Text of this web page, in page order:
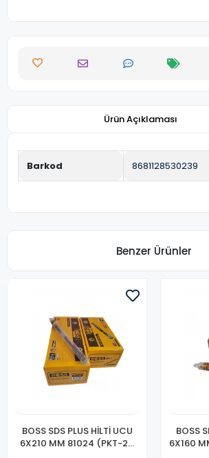
Ürün Açıklaması
Barkod 8681128530239
Benzer Ürünler
BOSS SDS PLUS HİLTİ UCU
6X210 MM 81024 (PKT-20
BOSS
6X160